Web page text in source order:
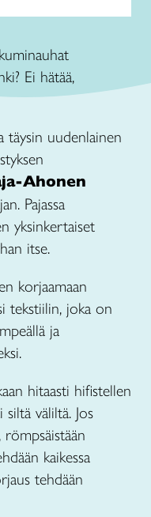
Ei hätää,
täysin uudenlainen
Ahonen
Pajassa
yksinkertaiset
itse.
korjaamaan
tekstiilin, joka on
ja
hitaasti hifistellen
väliltä. Jos
kaikessa
tehdään